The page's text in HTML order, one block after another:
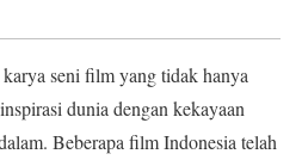
seni film yang tidak hanya
dunia dengan kekayaan
Beberapa film Indonesia telah